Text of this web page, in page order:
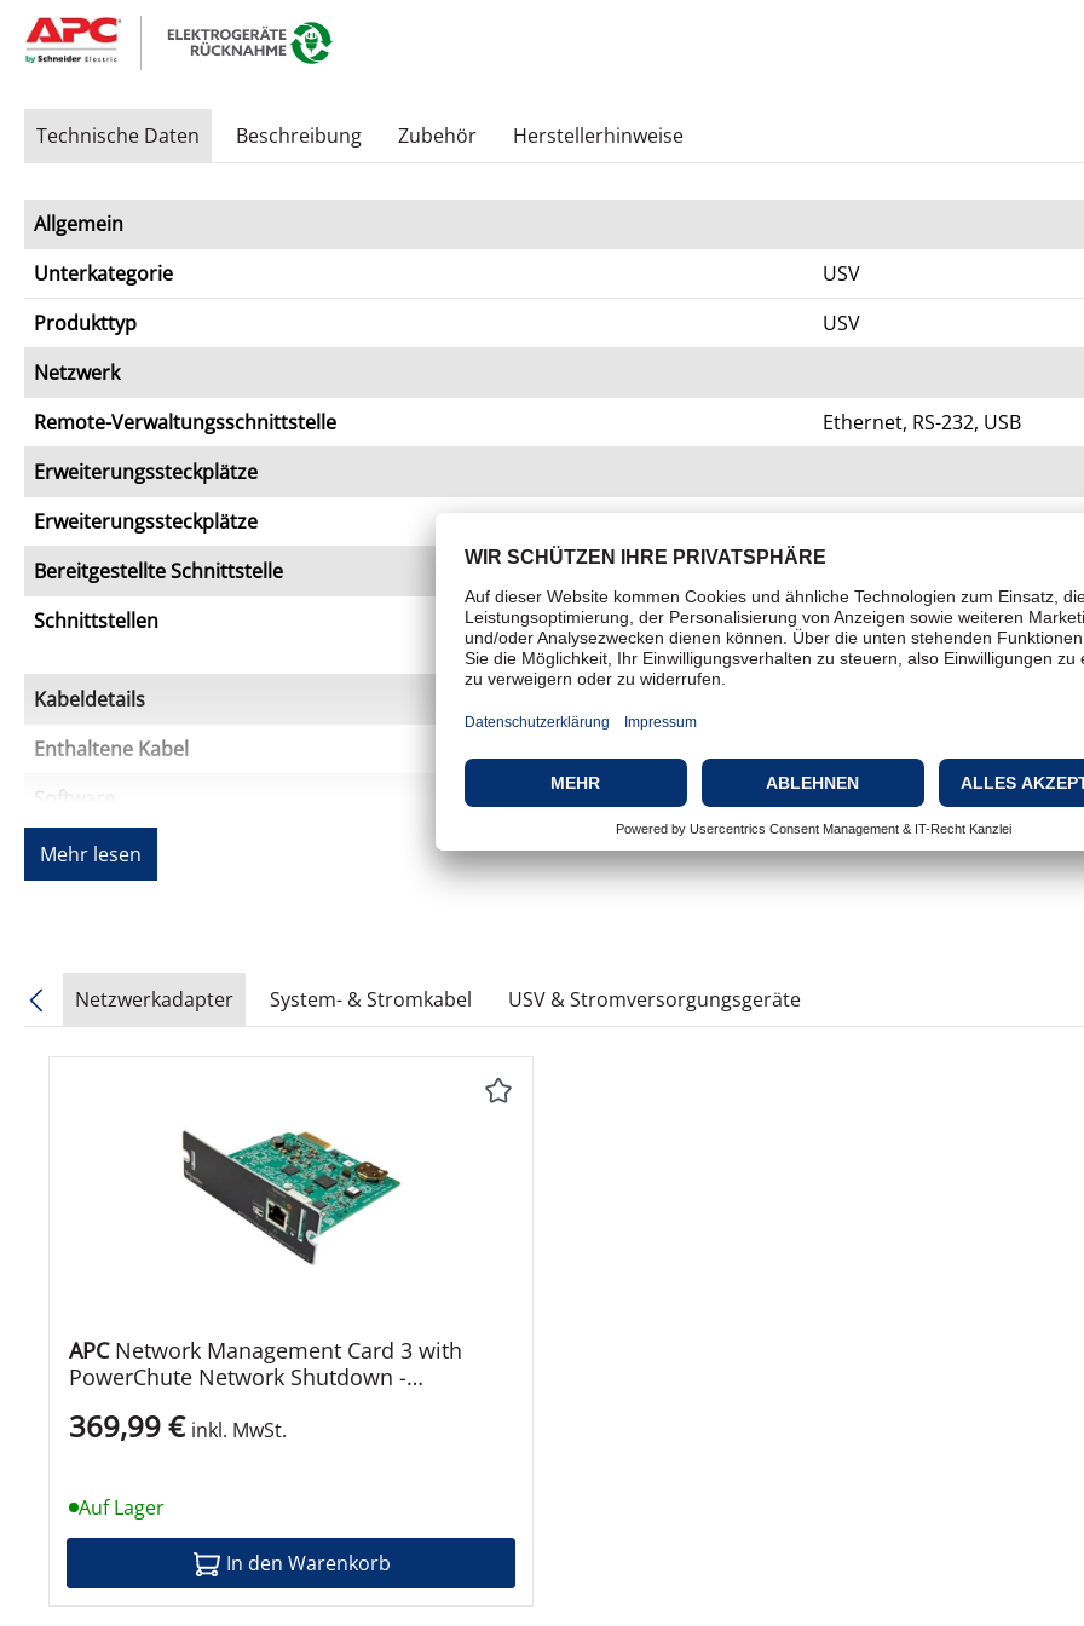
Technische Daten Beschreibung Zubehör Herstellerhinweise
Allgemein
Unterkategorie
USV
Produkttyp
USV
Netzwerk
Remote-Verwaltungsschnittstelle
Ethernet, RS-232, USB
Erweiterungssteckplätze
Erweiterungssteckplätze
Bereitgestellte Schnittstelle
Schnittstellen
1 x Verwaltung (USB) - 4-
Verwaltung (RS-232) - RJ-45
Kabeldetails
Enthaltene Kabel
Software
Typ
APC PowerChute Business
UPS-Technologie
Bereitgestellter Spannungsbereich
Vorhandene Spannung
Erforderliche Netzspannung
Eingangsspannungsbereich (einstellbar)
Nötige Frequenz
Frequenzerforderlicher Rand
Anzahl Stecker
Ausgangsanschlusstyp
Mehr lesen
Netzwerkadapter System- & Stromkabel
USV & Stromversorgungsgeräte
APCNetwork Management Card 3 with
PowerChute Network Shutdown -
369,99 € inkl. MwSt.
Auf Lager
In den Warenkorb